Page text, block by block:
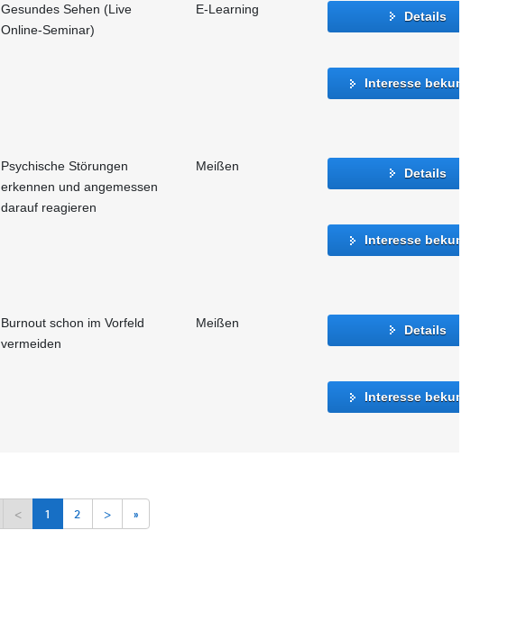
Gesundes Sehen (Live
Online-Seminar)
E-Learning Details
Interesse bekunden
Psychische Störungen
erkennen und angemessen
darauf reagieren
Meißen Details
Interesse bekunden
Burnout schon im Vorfeld
vermeiden
Meißen Details
Interesse bekunden
< 1 2 > »